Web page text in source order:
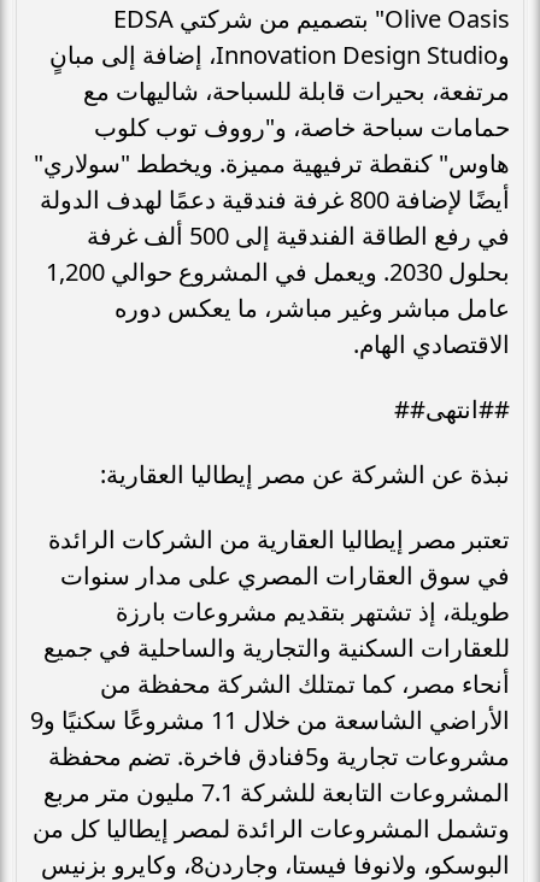
Olive Oasis" بتصميم من شركتي EDSA
وInnovation Design Studio، إضافة إلى مبانٍ
مرتفعة، بحيرات قابلة للسباحة، شاليهات مع
حمامات سباحة خاصة، و"رووف توب كلوب
هاوس" كنقطة ترفيهية مميزة. ويخطط "سولاري"
أيضًا لإضافة 800 غرفة فندقية دعمًا لهدف الدولة
في رفع الطاقة الفندقية إلى 500 ألف غرفة
بحلول 2030. ويعمل في المشروع حوالي 1,200
عامل مباشر وغير مباشر، ما يعكس دوره
الاقتصادي الهام.
##انتهى##
نبذة عن الشركة عن مصر إيطاليا العقارية:
تعتبر مصر إيطاليا العقارية من الشركات الرائدة
في سوق العقارات المصري على مدار سنوات
طويلة، إذ تشتهر بتقديم مشروعات بارزة
للعقارات السكنية والتجارية والساحلية في جميع
أنحاء مصر، كما تمتلك الشركة محفظة من
الأراضي الشاسعة من خلال 11 مشروعًا سكنيًا و9
مشروعات تجارية و5فنادق فاخرة. تضم محفظة
المشروعات التابعة للشركة 7.1 مليون متر مربع
وتشمل المشروعات الرائدة لمصر إيطاليا كل من
البوسكو، ولانوفا فيستا، وجاردن8، وكايرو بزنيس